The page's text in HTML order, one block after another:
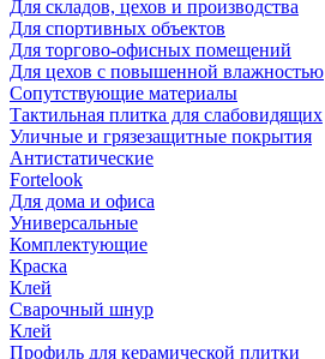
Для складов, цехов и производства
Для спортивных объектов
Для торгово-офисных помещений
Для цехов с повышенной влажностью
Сопутствующие материалы
Тактильная плитка для слабовидящих
Уличные и грязезащитные покрытия
Антистатические
Fortelook
Для дома и офиса
Универсальные
Комплектующие
Краска
Клей
Сварочный шнур
Клей
Профиль для керамической плитки